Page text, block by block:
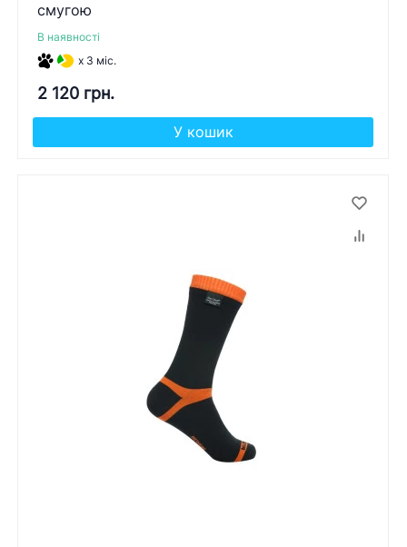
смугою
В наявності
x 3 міс.
2 120 грн.
У кошик